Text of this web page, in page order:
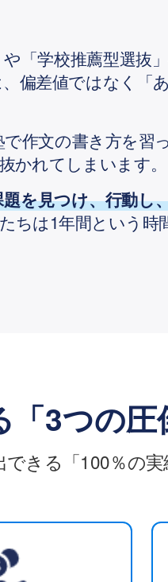
「学校推薦型選抜
偏差値ではなく「
作文の書き方を習
かれてしまいます。
を見つけ、行動し
ちは1年間という
「3つの
できる 「100％の